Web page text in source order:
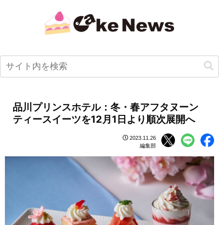
品川プリンスホテル：冬・春アフタヌーン
ティースイーツを12月1日より順次展開へ
2023.11.26
編集部